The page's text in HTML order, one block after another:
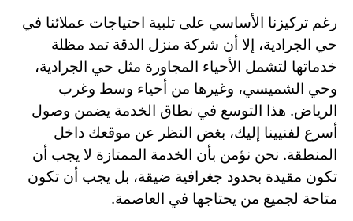
رغم تركيزنا الأساسي على تلبية احتياجات عملائنا في
حي الجرادية، إلا أن شركة منزل الدقة تمد مظلة
خدماتها لتشمل الأحياء المجاورة مثل حي الجرادية،
وحي الشميسي، وغيرها من أحياء وسط وغرب
الرياض. هذا التوسع في نطاق الخدمة يضمن وصول
أسرع لفنيينا إليك، بغض النظر عن موقعك داخل
المنطقة. نحن نؤمن بأن الخدمة الممتازة لا يجب أن
تكون مقيدة بحدود جغرافية ضيقة، بل يجب أن تكون
متاحة لجميع من يحتاجها في العاصمة.